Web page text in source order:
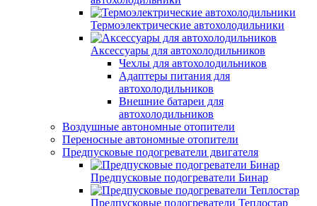
Термоэлектрические автохолодильники
Аксессуары для автохолодильников
Чехлы для автохолодильников
Адаптеры питания для
автохолодильников
Внешние батареи для
автохолодильников
Воздушные автономные отопители
Переносные автономные отопители
Предпусковые подогреватели двигателя
Предпусковые подогреватели Бинар
Предпусковые подогреватели Теплостар